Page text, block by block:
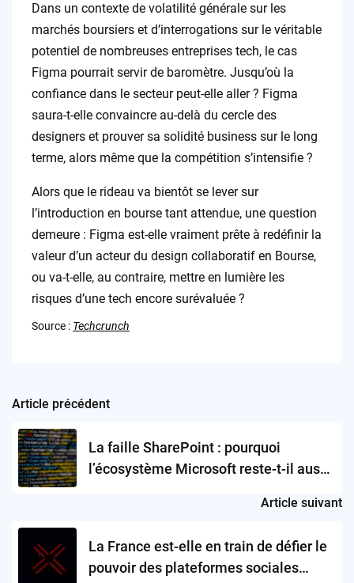
Dans un contexte de volatilité générale sur les
marchés boursiers et d’interrogations sur le véritable
potentiel de nombreuses entreprises tech, le cas
Figma pourrait servir de baromètre. Jusqu’où la
confiance dans le secteur peut-elle aller ? Figma
saura-t-elle convaincre au-delà du cercle des
designers et prouver sa solidité business sur le long
terme, alors même que la compétition s’intensifie ?
Alors que le rideau va bientôt se lever sur
l’introduction en bourse tant attendue, une question
demeure : Figma est-elle vraiment prête à redéfinir la
valeur d’un acteur du design collaboratif en Bourse,
ou va-t-elle, au contraire, mettre en lumière les
risques d’une tech encore surévaluée ?
Source : Techcrunch
Post
navigation
Article précédent
La faille SharePoint : pourquoi
l’écosystème Microsoft reste-t-il aussi
Article suivant
La France est-elle en train de défier le
pouvoir des plateformes sociales